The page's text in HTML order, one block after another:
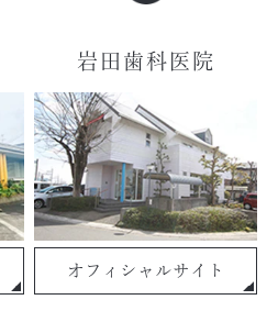
岩田歯科医院
オフィシャルサイト